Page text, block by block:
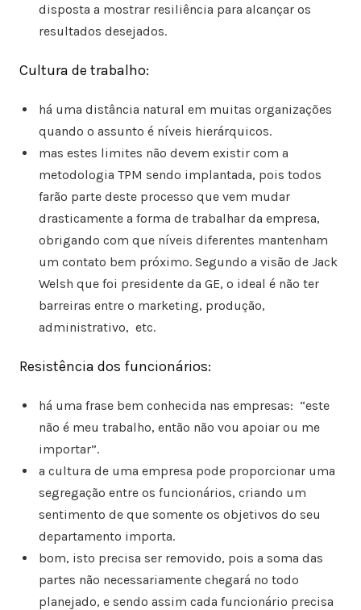
disposta a mostrar resiliência para alcançar os
resultados desejados.
Cultura de trabalho:
há uma distância natural em muitas organizações
quando o assunto é níveis hierárquicos.
mas estes limites não devem existir com a
metodologia TPM sendo implantada, pois todos
farão parte deste processo que vem mudar
drasticamente a forma de trabalhar da empresa,
obrigando com que níveis diferentes mantenham
um contato bem próximo. Segundo a visão de Jack
Welsh que foi presidente da GE, o ideal é não ter
barreiras entre o marketing, produção,
administrativo, etc.
Resistência dos funcionários:
há uma frase bem conhecida nas empresas: “este
não é meu trabalho, então não vou apoiar ou me
importar”.
a cultura de uma empresa pode proporcionar uma
segregação entre os funcionários, criando um
sentimento de que somente os objetivos do seu
departamento importa.
bom, isto precisa ser removido, pois a soma das
partes não necessariamente chegará no todo
planejado, e sendo assim cada funcionário precisa